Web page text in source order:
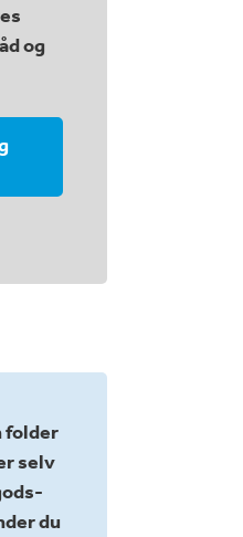
og
folder
selv
du